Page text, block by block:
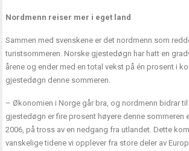
Nordmenn reiser mer i eget land
Sammen med svenskene er det nordmenn som
turistsommeren. Norske gjestedøgn har hatt en
årene og ender med en total vekst på én prosent i
gjestedøgn denne sommeren.
– Økonomien i Norge går bra, og nordmenn bidrar til
gjestedøgn er fire prosent høyere denne sommeren
2006, på tross av en nedgang fra utlandet. Dette
vanskelige tidene vi opplever fra store deler av